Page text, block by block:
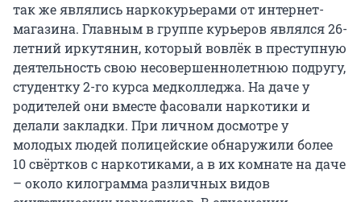
так же являлись наркокурьерами от интернет-
магазина. Главным в группе курьеров являлся 26-
летний иркутянин, который вовлёк в преступную
деятельность свою несовершеннолетнюю подругу,
студентку 2-го курса медколледжа. На даче у
родителей они вместе фасовали наркотики и
делали закладки. При личном досмотре у
молодых людей полицейские обнаружили более
10 свёртков с наркотиками, а в их комнате на даче
– около килограмма различных видов